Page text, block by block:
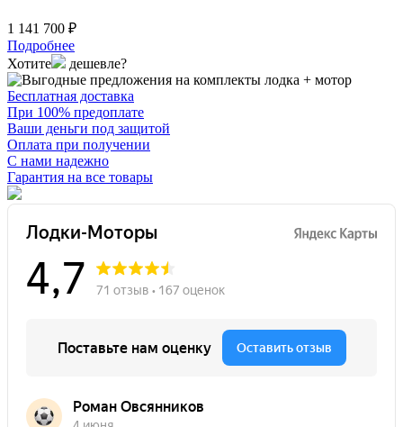
1 141 700 ₽
Подробнее
Хотите
дешевле?
Бесплатная доставка
При 100% предоплате
Ваши деньги под защитой
Оплата при получении
С нами надежно
Гарантия на все товары